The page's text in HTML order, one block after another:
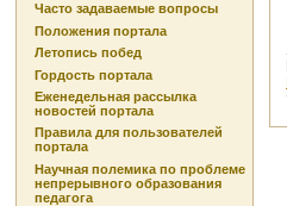
Часто задаваемые вопросы
Положения портала
Летопись побед
Гордость портала
Еженедельная рассылка
новостей портала
Правила для пользователей
портала
Научная полемика по проблеме
непрерывного образования
педагога